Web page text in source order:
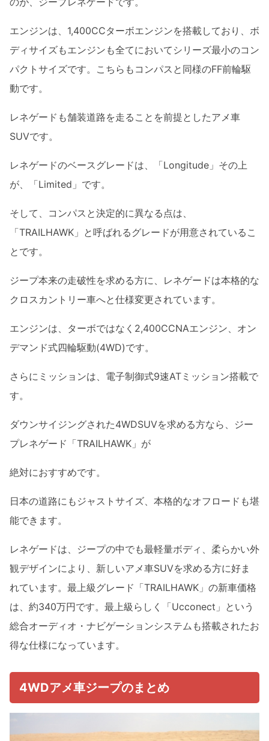
エンジンは、1,400CCターボエンジンを搭載しており、ボ
ディサイズもエンジンも全てにおいてシリーズ最小のコン
パクトサイズです。こちらもコンパスと同様のFF前輪駆
動です。
レネゲードも舗装道路を走ることを前提としたアメ車
SUVです。
レネゲードのベースグレードは、「Longitude」その上
が、「Limited」です。
そして、コンパスと決定的に異なる点は、
「TRAILHAWK」と呼ばれるグレードが用意されているこ
とです。
ジープ本来の走破性を求める方に、レネゲードは本格的な
クロスカントリー車へと仕様変更されています。
エンジンは、ターボではなく2,400CCNAエンジン、オン
デマンド式四輪駆動(4WD)です。
さらにミッションは、電子制御式9速ATミッション搭載で
す。
ダウンサイジングされた4WDSUVを求める方なら、ジー
プレネゲード「TRAILHAWK」が
絶対におすすめです。
日本の道路にもジャストサイズ、本格的なオフロードも堪
能できます。
レネゲードは、ジープの中でも最軽量ボディ、柔らかい外
観デザインにより、新しいアメ車SUVを求める方に好ま
れています。最上級グレード「TRAILHAWK」の新車価格
は、約340万円です。最上級らしく「Ucconect」という
総合オーディオ・ナビゲーションシステムも搭載されたお
得な仕様になっています。
4WDアメ車ジープのまとめ